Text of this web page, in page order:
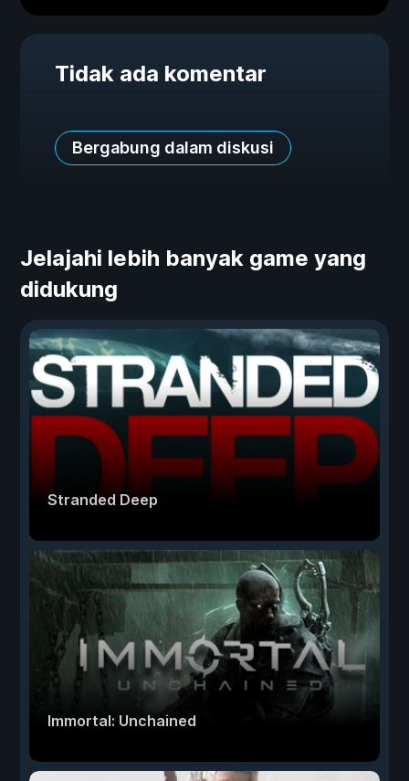
Tidak ada komentar
Bergabung dalam diskusi
Jelajahi lebih banyak game yang
didukung
Stranded Deep
Immortal: Unchained